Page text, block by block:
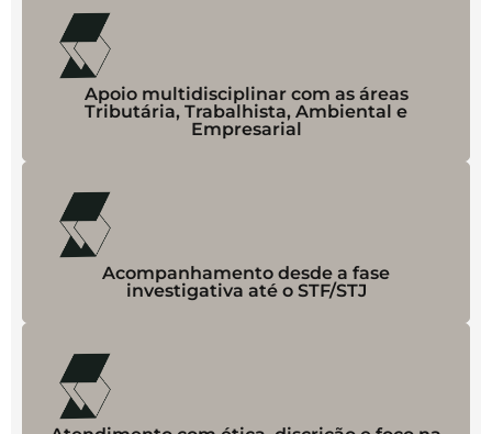
Apoio multidisciplinar com as áreas
Tributária, Trabalhista, Ambiental e
Empresarial
Acompanhamento desde a fase
investigativa até o STF/STJ